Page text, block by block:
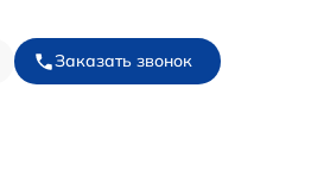
Заказать звонок